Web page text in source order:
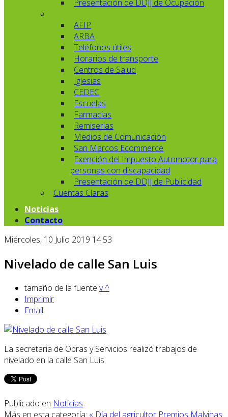
Presentación de DDJJ de Ocupación
AFIP
ARBA
Teléfonos útiles
Horarios de transporte
Centros de Salud
Iglesias
CEDEC
Escuelas
Farmacias
Remiserias
Medios de Comunicación
San Marcos Ecommerce
Exención del Impuesto Automotor para
personas con discapacidad
Presentación de DDJJ de Publicidad
Cuentas Claras
Noticias
Contacto
Miércoles, 10 Julio 2019 14:53
Nivelado de calle San Luis
tamaño de la fuente v^
Imprimir
Email
La secretaria de Obras y Servicios realizó trabajos de
nivelado en la calle San Luis.
Publicado en Noticias
Más en esta categoría: « Día del agricultor Premios Malvinas